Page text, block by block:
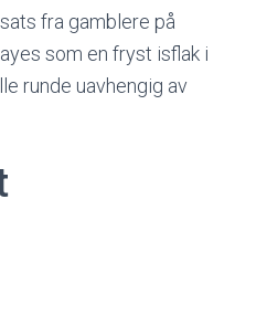
fra gamblere på
som en fryst isflak i
runde uavhengig av